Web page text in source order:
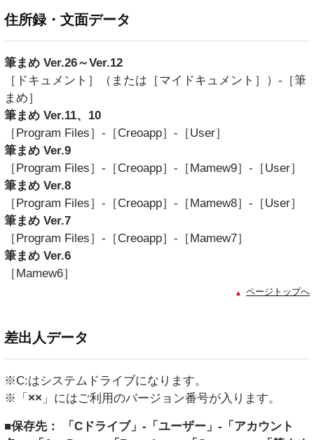
住所録・文面データ
筆まめ Ver.26～Ver.12
［ドキュメント］（または［マイドキュメント］）-［筆
まめ］
筆まめ Ver.11、10
［Program Files］-［Creoapp］-［User］
筆まめ Ver.9
［Program Files］-［Creoapp］-［Mamew9］-［User］
筆まめ Ver.8
［Program Files］-［Creoapp］-［Mamew8］-［User］
筆まめ Ver.7
［Program Files］-［Creoapp］-［Mamew7］
筆まめ Ver.6
［Mamew6］
ページトップへ
差出人データ
※C:はシステムドライブになります。
※「 ×× 」にはご利用のバージョン番号が入ります。
■保存先： 「Cドライブ」-「ユーザー」-「アカウント